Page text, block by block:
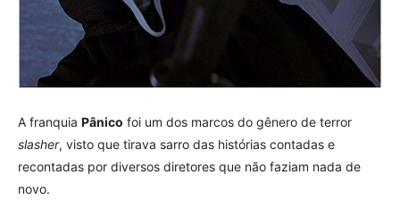
A franquia Pânico foi um dos marcos do gênero de terror
slasher, visto que tirava sarro das histórias contadas e
recontadas por diversos diretores que não faziam nada de
novo.